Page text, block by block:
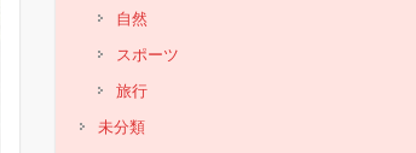
自然
スポーツ
旅行
未分類